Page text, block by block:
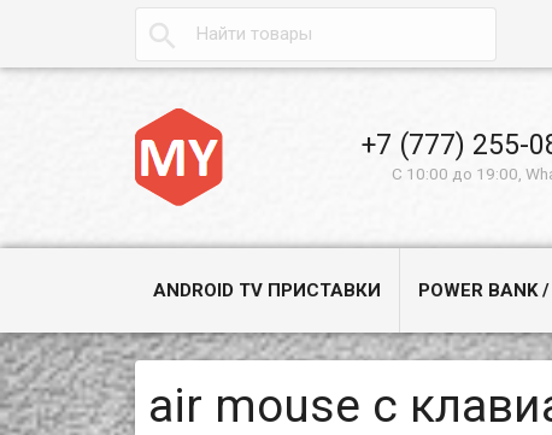

+7 (777) 255-
С 10:00 до 19:00,
ANDROID TV ПРИСТАВКИ POWER
air mouse с